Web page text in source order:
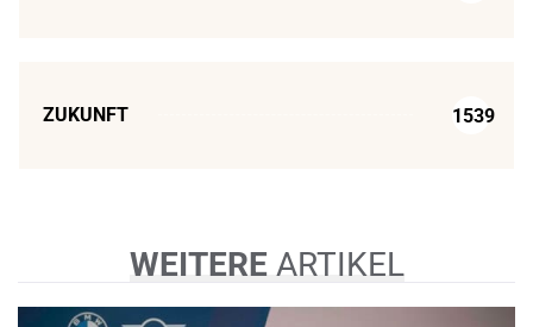
ZUKUNFT 1539
WEITEREARTIKEL